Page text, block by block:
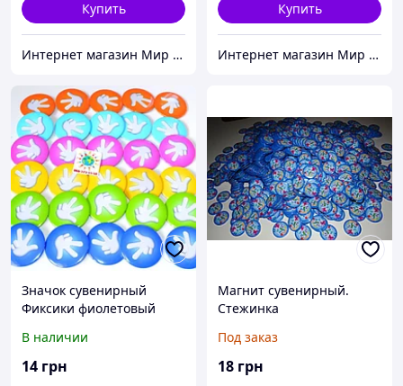
Купить
Интернет магазин Мир стендов. Товары из Украины
Купить
Интернет магазин Мир стендов. Товары из Украины
Значок сувенирный
Фиксики фиолетовый
В наличии
14 грн
Магнит сувенирный.
Стежинка
Под заказ
18 грн